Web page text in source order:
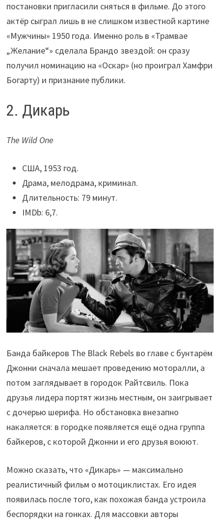
постановки пригласили сняться в фильме. До этого
актёр сыграл лишь в не слишком известной картине
«Мужчины» 1950 года. Именно роль в «Трамвае
„Желание“» сделала Брандо звездой: он сразу
получил номинацию на «Оскар» (но проиграл Хамфри
Богарту) и признание публики.
2. Дикарь
The Wild One
США, 1953 год.
Драма, мелодрама, криминал.
Длительность: 79 минут.
IMDb: 6,7.
Банда байкеров The Black Rebels во главе с бунтарём
Джонни сначала мешает проведению моторалли, а
потом заглядывает в городок Райтсвиль. Пока
друзья лидера портят жизнь местным, он заигрывает
с дочерью шерифа. Но обстановка внезапно
накаляется: в городке появляется ещё одна группа
байкеров, с которой Джонни и его друзья воюют.
Можно сказать, что «Дикарь» — максимально
реалистичный фильм о мотоциклистах. Его идея
появилась после того, как похожая банда устроила
беспорядки на гонках. Для массовки авторы